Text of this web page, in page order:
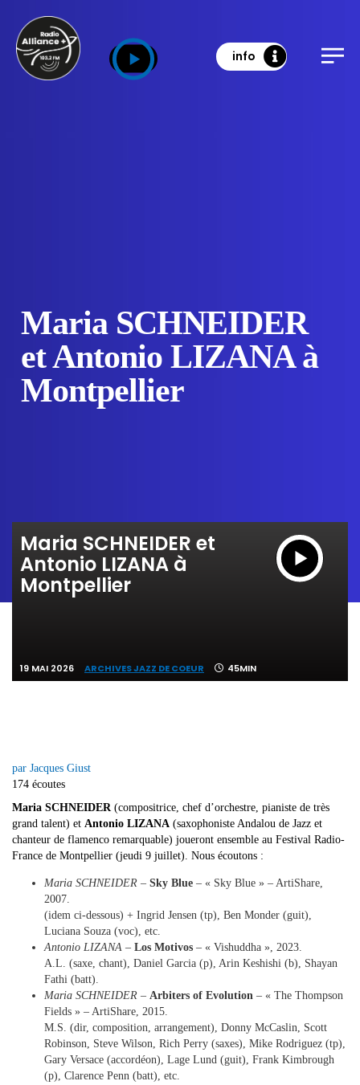
info
Maria SCHNEIDER
et Antonio LIZANA à
Montpellier
Maria SCHNEIDER et
Antonio LIZANA à
Montpellier
19 MAI 2026 ARCHIVES JAZZ DE COEUR 45MIN
par Jacques Giust
174 écoutes
Maria SCHNEIDER(compositrice, chef d’orchestre, pianiste de très
grand talent) et Antonio LIZANA (saxophoniste Andalou de Jazz et
chanteur de flamenco remarquable) joueront ensemble au Festival Radio-
France de Montpellier (jeudi 9 juillet). Nous écoutons :
Maria SCHNEIDER – Sky Blue – « Sky Blue » – ArtiShare,
2007.
(idem ci-dessous) + Ingrid Jensen (tp), Ben Monder (guit),
Luciana Souza (voc), etc.
Antonio LIZANA – Los Motivos – « Vishuddha », 2023.
A.L. (saxe, chant), Daniel Garcia (p), Arin Keshishi (b), Shayan
Fathi (batt).
Maria SCHNEIDER – Arbiters of Evolution – « The Thompson
Fields » – ArtiShare, 2015.
M.S. (dir, composition, arrangement), Donny McCaslin, Scott
Robinson, Steve Wilson, Rich Perry (saxes), Mike Rodriguez (tp),
Gary Versace (accordéon), Lage Lund (guit), Frank Kimbrough
(p), Clarence Penn (batt), etc.